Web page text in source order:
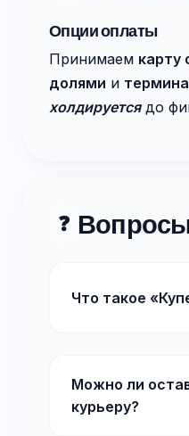
Опции оплаты
Принимаем карту
долями и
холдируетсядо
❓
Что такое
Можно ли
курьеру?